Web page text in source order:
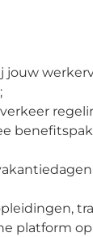
jouw
platform